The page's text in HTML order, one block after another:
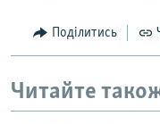
Поділитись
Читайте